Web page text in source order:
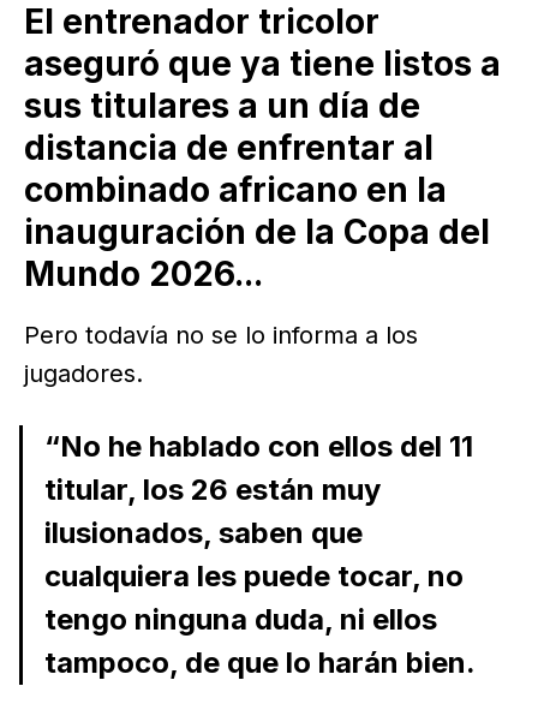
El entrenador tricolor
aseguró que ya tiene listos a
sus titulares a un día de
distancia de enfrentar al
combinado africano en la
inauguración de la Copa del
Mundo 2026...
Pero todavía no se lo informa a los
jugadores.
“No he hablado con ellos del 11
titular, los 26 están muy
ilusionados, saben que
cualquiera les puede tocar, no
tengo ninguna duda, ni ellos
tampoco, de que lo harán bien.